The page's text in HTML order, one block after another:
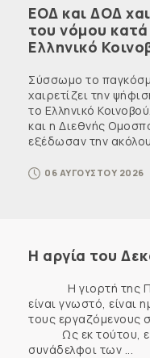
ΕΟΔ και ΔΟΔ
του νόμου
Ελληνικό
Σύσσωμο το
χαιρετίζει την
το Ελληνικό
και η Διεθνής
εξέδωσαν την
06 ΑΥΓΟΥΣΤΟΥ 2026
Η αργία του
Η γιορτή της
είναι γνωστό, είναι
τους εργαζόμενους
Ως εκ τούτου, εν
συνάδελφοι των ...